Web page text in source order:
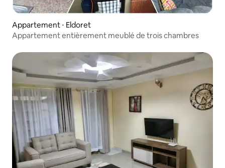
Appartement ⋅ Eldoret
Appartement entièrement meublé de trois chambres